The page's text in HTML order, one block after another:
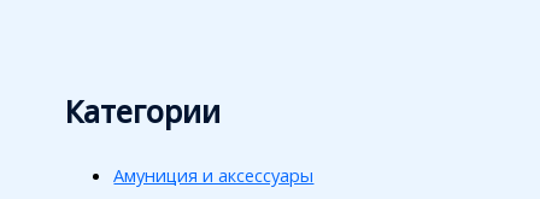
Категории
Амуниция и аксессуары